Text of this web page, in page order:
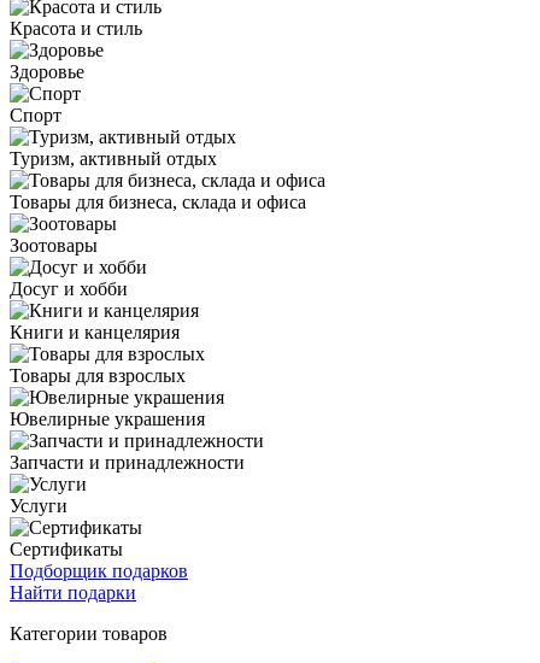
Красота и стиль
Здоровье
Спорт
Туризм, активный отдых
Товары для бизнеса, склада и офиса
Зоотовары
Досуг и хобби
Книги и канцелярия
Товары для взрослых
Ювелирные украшения
Запчасти и принадлежности
Услуги
Сертификаты
Подборщик подарков
Найти подарки
Категории товаров